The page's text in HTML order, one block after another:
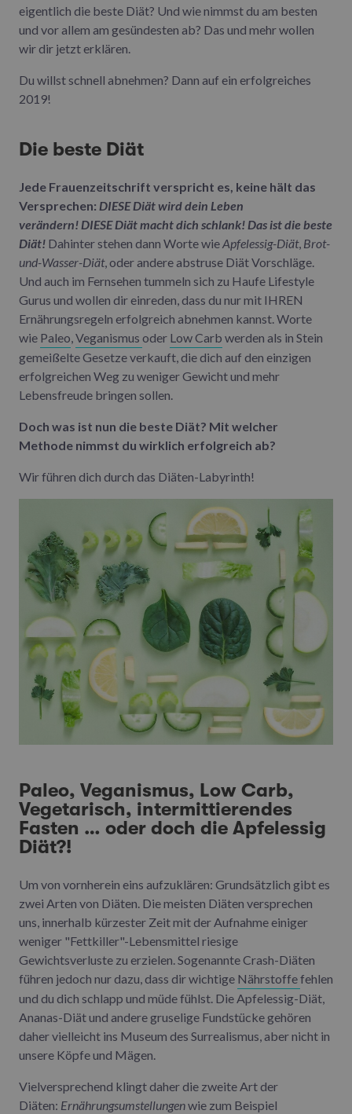
eigentlich die beste Diät? Und wie nimmst du am besten
und vor allem am gesündesten ab? Das und mehr wollen
wir dir jetzt erklären.
Du willst schnell abnehmen? Dann auf ein erfolgreiches
2019!
Die beste Diät
Jede Frauenzeitschrift verspricht es, keine hält das
Versprechen: DIESE Diät wird dein Leben
verändern! DIESE Diät macht dich schlank! Das ist die beste
Diät! Dahinter stehen dann Worte wieApfelessig-Diät, Brot-
und-Wasser-Diät, oder andere abstruse Diät Vorschläge.
Und auch im Fernsehen tummeln sich zu Haufe Lifestyle
Gurus und wollen dir einreden, dass du nur mit IHREN
Ernährungsregeln erfolgreich abnehmen kannst. Worte
wie Paleo,Veganismus oder Low Carb werden als in Stein
gemeißelte Gesetze verkauft, die dich auf den einzigen
erfolgreichen Weg zu weniger Gewicht und mehr
Lebensfreude bringen sollen.
Doch was ist nun die beste Diät? Mit welcher
Methode nimmst du wirklich erfolgreich ab?
Wir führen dich durch das Diäten-Labyrinth!
Paleo, Veganismus, Low Carb,
Vegetarisch, intermittierendes
Fasten … oder doch die Apfelessig
Diät?!
Um von vornherein eins aufzuklären: Grundsätzlich gibt es
zwei Arten von Diäten. Die meisten Diäten versprechen
uns, innerhalb kürzester Zeit mit der Aufnahme einiger
weniger "Fettkiller"-Lebensmittel riesige
Gewichtsverluste zu erzielen. Sogenannte Crash-Diäten
führen jedoch nur dazu, dass dir wichtige Nährstoffefehlen
und du dich schlapp und müde fühlst. Die Apfelessig-Diät,
Ananas-Diät und andere gruselige Fundstücke gehören
daher vielleicht ins Museum des Surrealismus, aber nicht in
unsere Köpfe und Mägen.
Vielversprechend klingt daher die zweite Art der
Diäten: Ernährungsumstellungenwie zum Beispiel